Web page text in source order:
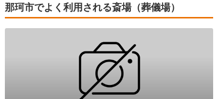
那珂市でよく利用される斎場（葬儀場）